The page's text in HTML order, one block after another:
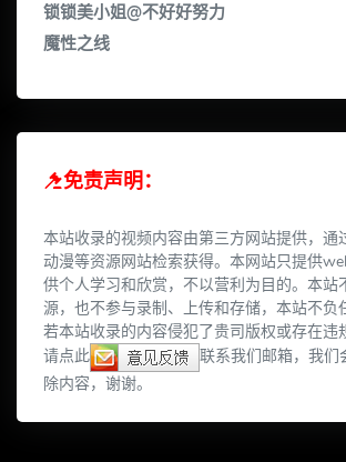
锁锁美小姐@不好好努力
魔性之线
免责声明：
本站收录的视频内容由第三方网站提供，通
动漫等资源网站检索获得。本网站只提供
供个人学习和欣赏，不以营利为目的。本站
源，也不参与录制、上传和存储，本站不负
若本站收录的内容侵犯了贵司版权或存在违
请点此
联系我们邮箱，我们
除内容，谢谢。